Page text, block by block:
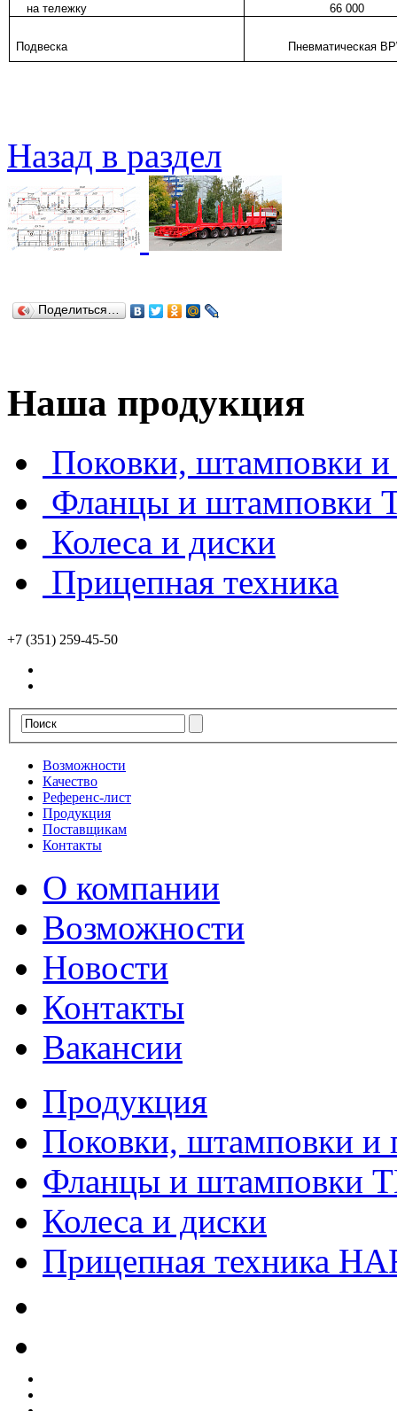
на тележку 66 000
Подвеска Пневматическая
Назад в раздел
Поделиться…
Наша продукция
Поковки, штамповки и
Фланцы и штамповки
Колеса и диски
Прицепная техника
+7 (351) 259-45-50
Возможности
Качество
Референс-лист
Продукция
Поставщикам
Контакты
О компании
Возможности
Новости
Контакты
Вакансии
Продукция
Поковки, штамповки и
Фланцы и штамповки
Колеса и диски
Прицепная техника